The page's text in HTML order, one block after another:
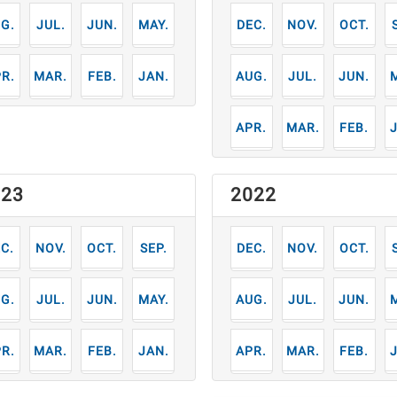
7月 6月 5月
3月 2月 1月
12月 11月 10月
8月 7月 6月
4月 3月 2月
月 11月 10月 9月
7月 6月 5月
3月 2月 1月
2022
12月 11月 10月
8月 7月 6月
4月 3月 2月